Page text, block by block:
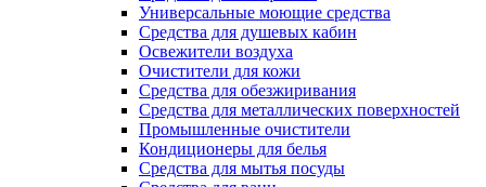
Универсальные моющие средства
Средства для душевых кабин
Освежители воздуха
Очистители для кожи
Средства для обезжиривания
Средства для металлических поверхностей
Промышленные очистители
Кондиционеры для белья
Средства для мытья посуды